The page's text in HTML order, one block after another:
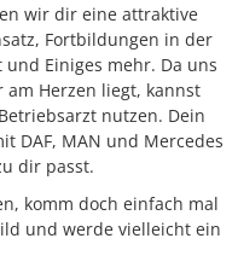
wir dir eine attraktive
Fortbildungen in der
Einiges mehr. Da uns
am Herzen liegt, kannst
nutzen. Dein
DAF, MAN und Mercedes
dir passt.
komm doch einfach mal
und werde vielleicht ein